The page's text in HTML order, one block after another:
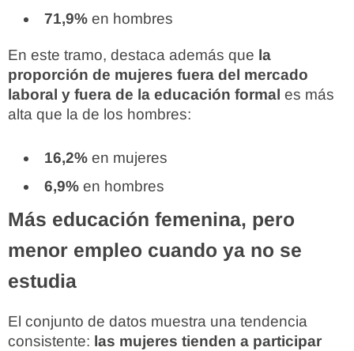
71,9% en hombres
En este tramo, destaca además que la
proporción de mujeres fuera del mercado
laboral y fuera de la educación formal es más
alta que la de los hombres:
16,2% en mujeres
6,9% en hombres
Más educación femenina, pero
menor empleo cuando ya no se
estudia
El conjunto de datos muestra una tendencia
consistente: las mujeres tienden a participar